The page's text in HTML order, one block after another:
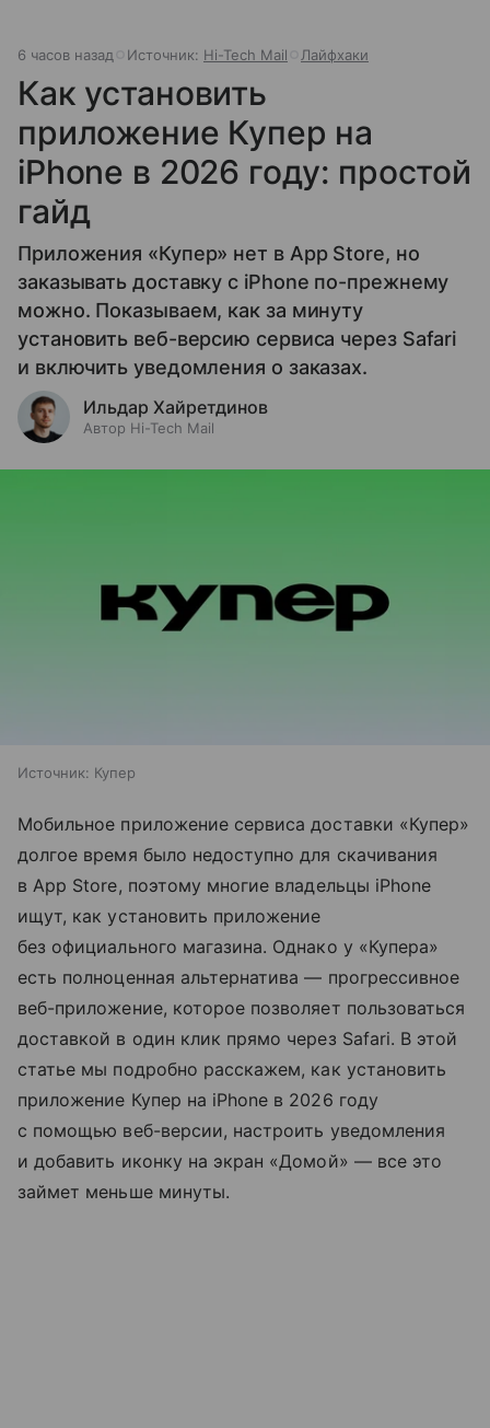
6 часов назад Источник: Hi-Tech Mail Лайфхаки
Как установить
приложение Купер на
iPhone в 2026 году: простой
гайд
Приложения «Купер» нет в App Store, но
заказывать доставку с iPhone по-прежнему
можно. Показываем, как за минуту
установить веб-версию сервиса через Safari
и включить уведомления о заказах.
Ильдар Хайретдинов
Автор Hi-Tech Mail
Источник: Купер
Мобильное приложение сервиса доставки «Купер»
долгое время было недоступно для скачивания
в App Store, поэтому многие владельцы iPhone
ищут, как установить приложение
без официального магазина. Однако у «Купера»
есть полноценная альтернатива — прогрессивное
веб-приложение, которое позволяет пользоваться
доставкой в один клик прямо через Safari. В этой
статье мы подробно расскажем, как установить
приложение Купер на iPhone в 2026 году
с помощью веб-версии, настроить уведомления
и добавить иконку на экран «Домой» — все это
займет меньше минуты.